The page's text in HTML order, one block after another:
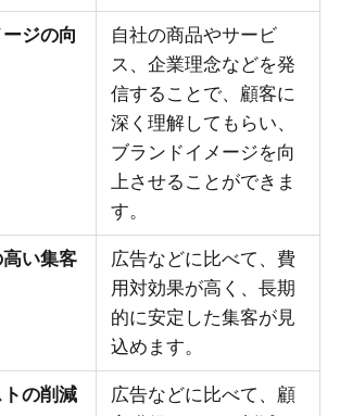
ジの向
自社の商品やサービ
ス、企業理念などを発
信することで、顧客に
深く理解してもらい、
ブランドイメージを向
上させることができま
す。
い集客
広告などに比べて、費
用対効果が高く、長期
的に安定した集客が見
込めます。
の削減
広告などに比べて、顧